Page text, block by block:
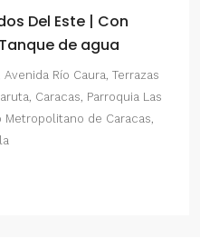
Del Este | Con
de agua
Río Caura, Terrazas
Caracas, Parroquia Las
de Caracas,